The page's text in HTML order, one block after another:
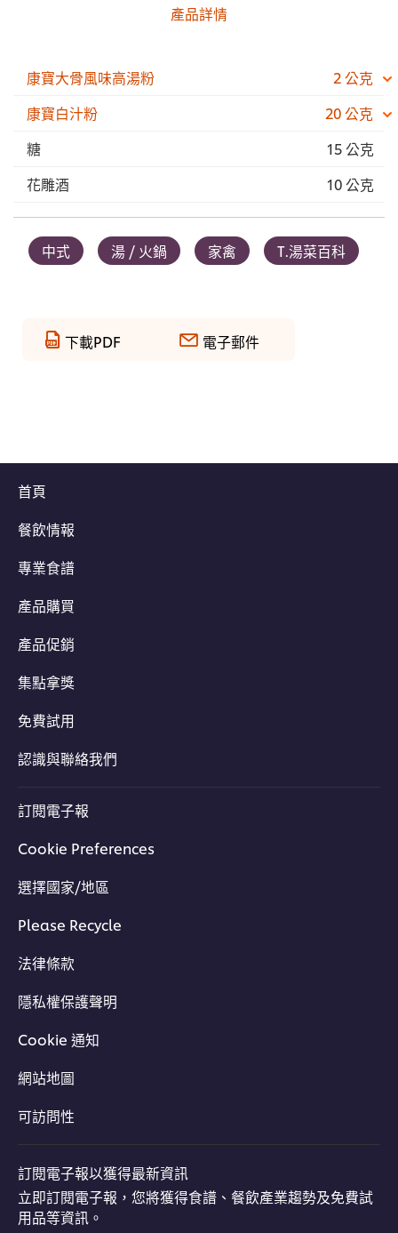
產品詳情
康寶大骨風味高湯粉
2 公克
康寶白汁粉
20 公克
糖
15 公克
花雕酒
10 公克
中式 湯 / 火鍋 家禽 T.湯菜百科
下載PDF 電子郵件
首頁
餐飲情報
專業食譜
產品購買
產品促銷
集點拿獎
免費試用
認識與聯絡我們
訂閱電子報
Cookie Preferences
選擇國家/地區
Please Recycle
法律條款
隱私權保護聲明
Cookie 通知
網站地圖
可訪問性
訂閱電子報以獲得最新資訊
立即訂閱電子報，您將獲得食譜、餐飲產業趨勢及免費試
用品等資訊。